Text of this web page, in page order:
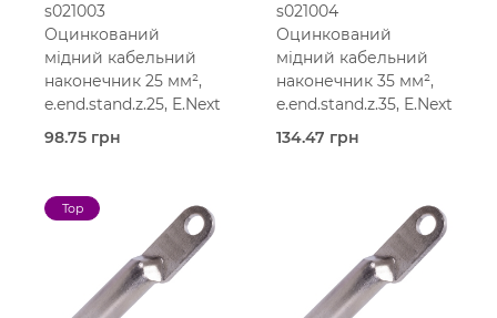
s021003
Оцинкований
мідний кабельний
наконечник 25 мм²,
e.end.stand.z.25, E.Next
98.75 грн
Наконечники мідні
оцинковані
E.Next
Мідь
оцинкована
25 мм2
s021004
Оцинкований
мідний кабельний
наконечник 35 мм²,
e.end.stand.z.35, E.Next
134.47 грн
E.Next
Мідь
оцинкована
35 мм2
Top